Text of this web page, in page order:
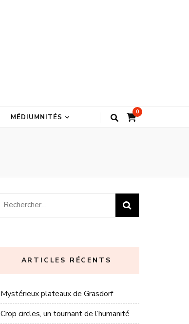
MÉDIUMNITÉS
0
Rechercher :
ARTICLES RÉCENTS
Mystérieux plateaux de Grasdorf
Crop circles, un tournant de l’humanité